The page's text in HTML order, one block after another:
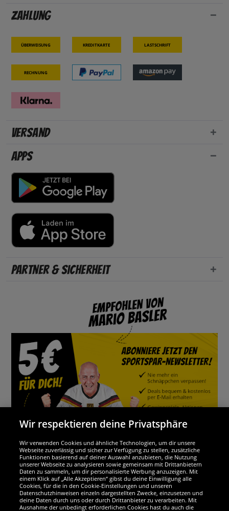
Zahlung
Überweisung Kreditkarte Lastschrift
Rechnung
Versand
Apps
Partner & Sicherheit
Wir sind ausgezeichnet
Wir respektieren deine Privatsphäre
Wir verwenden Cookies und ähnliche Technologien, um dir unsere
Webseite zuverlässig und sicher zur Verfügung zu stellen, zusätzliche
Funktionen basierend auf deiner Auswahl anzubieten, die Nutzung
unserer Webseite zu analysieren sowie gemeinsam mit Drittanbietern
Daten zu sammeln, um dir personalisierte Werbung anzuzeigen. Mit
einem Klick auf „Alle Akzeptieren“ gibst du deine Einwilligung alle
Cookies, für die in den Cookie-Einstellungen und unseren
Datenschutzhinweisen einzeln dargestellten Zwecke, einzusetzen und
deine Daten durch uns oder durch Drittanbieter zu verarbeiten. Mit
Ausnahme der unbedingt erforderlichen Cookies hast du auch die